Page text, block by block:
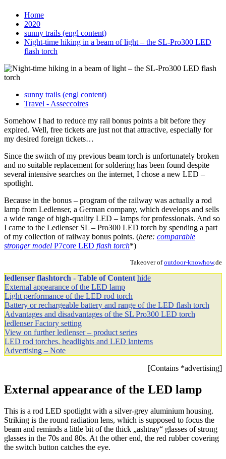
Home
2020
sunny trails (engl content)
Night-time hiking in a beam of light – the SL-Pro300 LED
flash torch
sunny trails (engl content)
Travel - Asseccoires
Somehow I had to reduce my rail bonus points a bit before they
expired. Well, free tickets are just not that attractive, especially for
my desired foreign tickets…
Since the switch of my previous beam torch is unfortunately broken
and no suitable replacement for soldering has been found despite
several intensive searches on the internet, I chose a new LED –
spotlight.
Because in the bonus – program of the railway was actually a rod
lamp from Ledlenser, a German company, which develops and sells
a wide range of high-quality LED – lamps for professionals. And so
I came to the Ledlenser SL – Pro300 LED torch by spending a part
of my collection of railway bonus points. (here: comparable
stronger model P7core LED flash torch*)
Takeover ofoutdoor-knowhow.de
ledlenser flashtorch - Table of Content hide
External appearance of the LED lamp
Light performance of the LED rod torch
Battery or rechargeable battery and range of the LED flash torch
Advantages and disadvantages of the SL Pro300 LED torch
ledlenser Factory setting
View on further ledlenser – product series
LED rod torches, headlights and LED lanterns
Advertising – Note
[Contains *advertising]
External appearance of the LED lamp
This is a rod LED spotlight with a silver-grey aluminium housing.
Striking is the round radiation lens, which is supposed to focus the
beam and reminds a little bit of the thick „ashtray“ glasses of strong
glasses in the 70s and 80s. At the other end, the red rubber covering
the switch button catches the eye.